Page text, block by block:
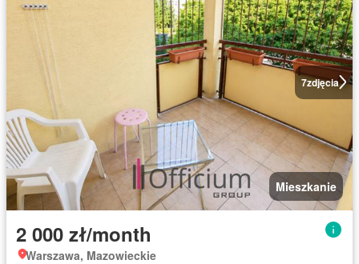
7zdjęcia
Mieszkanie
2 000 zł/month
Warszawa, Mazowieckie